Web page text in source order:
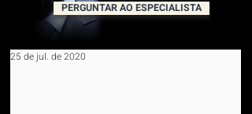
PERGUNTAR AO ESPECIALISTA
25 de jul. de 2020